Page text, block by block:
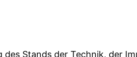
Stands der Technik, der